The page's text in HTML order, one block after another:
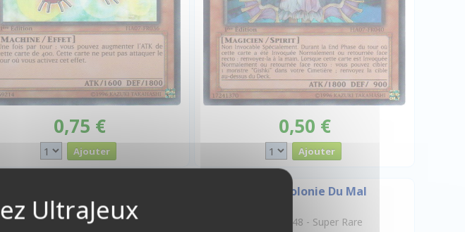
0,75 € 0,50 €
HA07-FR045 - Secret Rare
Castor Colonie Du Mal
HA07-FR048 - Super Rare